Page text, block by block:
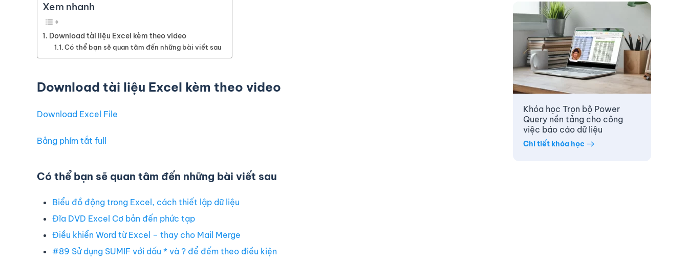
Xem nhanh
Download tài liệu Excel kèm theo video
Có thể bạn sẽ quan tâm đến những bài viết sau
Download tài liệu Excel kèm theo video
Download Excel File
Bảng phím tắt full
Có thể bạn sẽ quan tâm đến những bài viết sau
Biểu đồ động trong Excel, cách thiết lập dữ liệu
Đĩa DVD Excel Cơ bản đến phức tạp
Điều khiển Word từ Excel – thay cho Mail Merge
#89 Sử dụng SUMIF với dấu * và ? để đếm theo điều kiện
Khóa học Trọn bộ Power
Query nền tảng cho công
việc báo cáo dữ liệu
Chi tiết khóa học